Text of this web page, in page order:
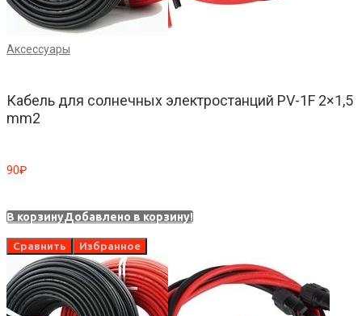
Аксессуары
Кабель для солнечных электростанций PV-1F 2×1,5
mm2
90₽
В корзинуДобавлено в корзину!
Сравнить Избранное